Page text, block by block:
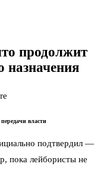
продолжит
назначения
власти
подтвердил —
пока лейбористы не